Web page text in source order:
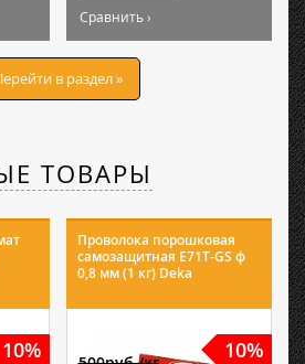
Сравнить ›
в раздел »
ТОВАРЫ
10%
Проволока порошковая
самозащитная E71T-GS ф
0,8 мм (1 кг) Deka
10%